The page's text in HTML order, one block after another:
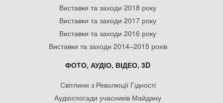
Виставки та заходи 2018 року
Виставки та заходи 2017 року
Виставки та заходи 2016 року
Виставки та заходи 2014–2015 років
ФОТО, АУДІО, ВІДЕО, 3D
Світлини з Революції Гідності
Аудіоспогади учасників Майдану